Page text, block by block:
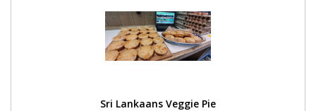
Sri Lankaans Veggie Pie